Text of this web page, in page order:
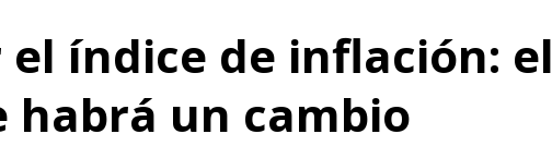
el índice de inflación: el
habrá un cambio